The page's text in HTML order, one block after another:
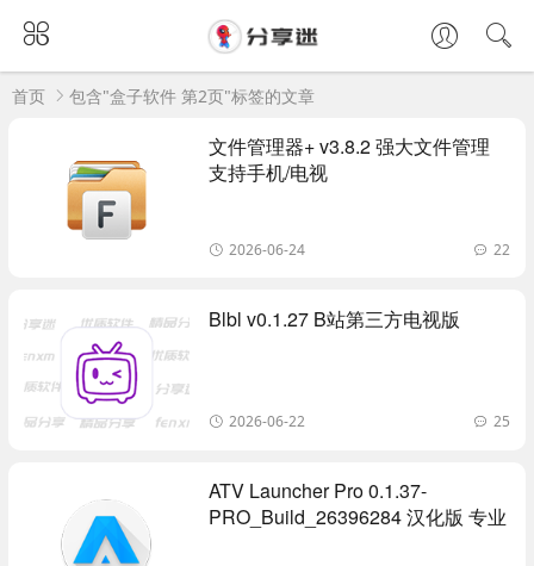
首页 包含"盒子软件 第2页"标签的文章
文件管理器+ v3.8.2 强大文件管理
支持手机/电视
2026-06-24 22
Blbl v0.1.27 B站第三方电视版
2026-06-22 25
ATV Launcher Pro 0.1.37-
PRO_Build_26396284 汉化版 专业